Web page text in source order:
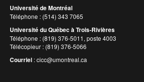
Université de Montréal
Téléphone : (514) 343 7065
Université du Québec à Trois-Rivières
Téléphone : (819) 376-5011, poste 4003
Télécopieur : (819) 376-5066
Courriel :cicc@umontreal.ca